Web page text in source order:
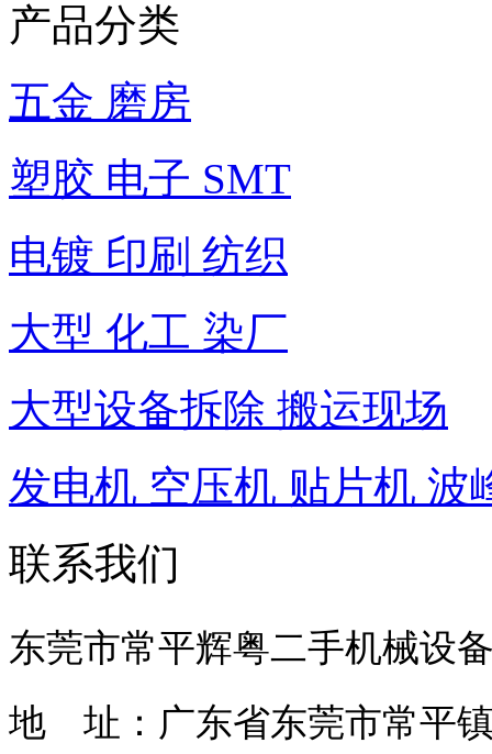
产品分类
五金 磨房
塑胶 电子 SMT
电镀 印刷 纺织
大型 化工 染厂
大型设备拆除 搬运现场
发电机 空压机 贴片机 波
联系我们
东莞市常平辉粤二手机械设
地 址：广东省东莞市常平